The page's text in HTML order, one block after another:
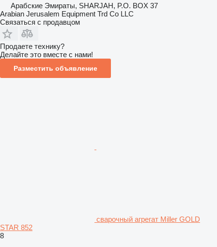
Арабские Эмираты, SHARJAH, P.O. BOX 37
Arabian Jerusalem Equipment Trd Co LLC
Связаться с продавцом
Продаете технику?
Делайте это вместе с нами!
Разместить объявление
сварочный агрегат Miller GOLD
STAR 852
8